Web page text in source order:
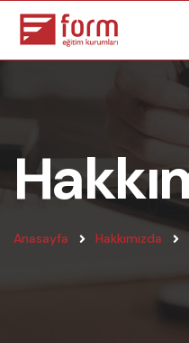
Anasayfa Hakkımızda